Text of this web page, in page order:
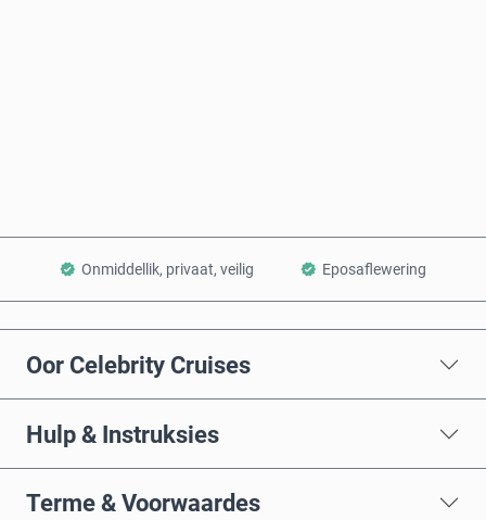
Onmiddellik, privaat, veilig Eposaflewering
Oor Celebrity Cruises
Hulp & Instruksies
Terme & Voorwaardes